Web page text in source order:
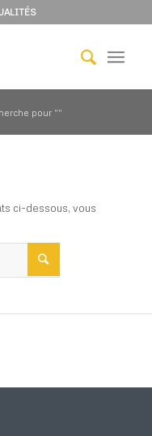
pour ""
ci-dessous, vous